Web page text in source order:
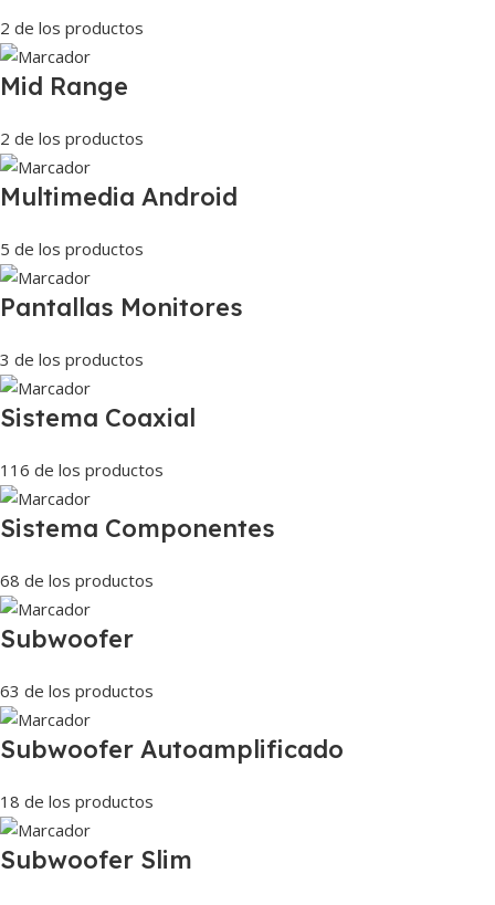
2 de los productos
Mid Range
2 de los productos
Multimedia Android
5 de los productos
Pantallas Monitores
3 de los productos
Sistema Coaxial
116 de los productos
Sistema Componentes
68 de los productos
Subwoofer
63 de los productos
Subwoofer Autoamplificado
18 de los productos
Subwoofer Slim